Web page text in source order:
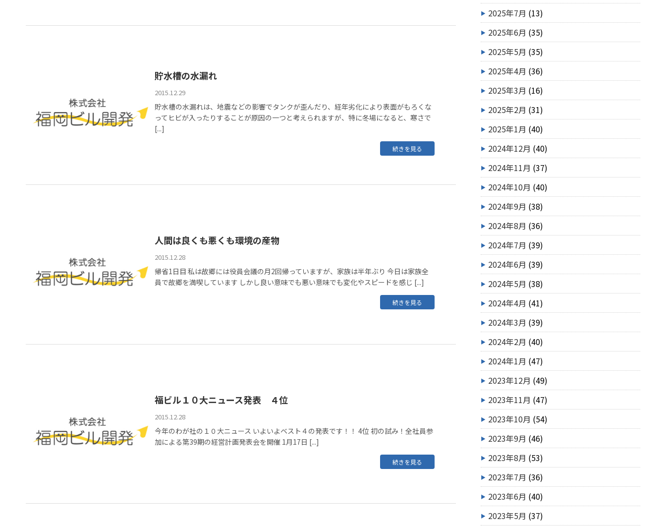
貯水槽の水漏れ
2015.12.29
貯水槽の水漏れは、地震などの影響でタンクが歪んだり、経年劣化により表面がもろくな
ってヒビが入ったりすることが原因の一つと考えられますが、特に冬場になると、寒さで
[...]
続きを見る
人間は良くも悪くも環境の産物
2015.12.28
帰省1日目 私は故郷には役員会議の月2回帰っていますが、家族は半年ぶり 今日は家族全
員で故郷を満喫しています しかし良い意味でも悪い意味でも変化やスピードを感じ [...]
続きを見る
福ビル１０大ニュース発表 ４位
2015.12.28
今年のわが社の１０大ニュース いよいよベスト４の発表です！！ 4位 初の試み！全社員参
加による第39期の経営計画発表会を開催 1月17日 [...]
続きを見る
2025年7月 (13)
2025年6月 (35)
2025年5月 (35)
2025年4月 (36)
2025年3月 (16)
2025年2月 (31)
2025年1月 (40)
2024年12月 (40)
2024年11月 (37)
2024年10月 (40)
2024年9月 (38)
2024年8月 (36)
2024年7月 (39)
2024年6月 (39)
2024年5月 (38)
2024年4月 (41)
2024年3月 (39)
2024年2月 (40)
2024年1月 (47)
2023年12月 (49)
2023年11月 (47)
2023年10月 (54)
2023年9月 (46)
2023年8月 (53)
2023年7月 (36)
2023年6月 (40)
2023年5月 (37)